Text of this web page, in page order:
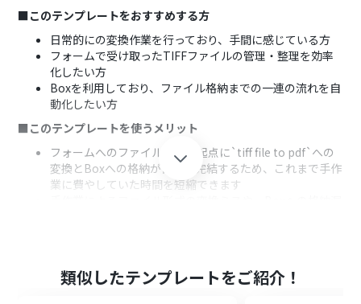
■このテンプレートをおすすめする方
日常的にの変換作業を行っており、手間に感じている方
フォームで受け取ったTIFFファイルの管理・整理を効率
化したい方
Boxを利用しており、ファイル格納までの一連の流れを自
動化したい方
■このテンプレートを使うメリット
フォームへのファイル送信を起点に`tiff file to pdf`への
変換とBoxへの格納が自動で完結するため、これまで手作
業に費やしていた時間を短縮できます
はじめに、BoxをYoomと連携します
類似したテンプレートをご紹介！